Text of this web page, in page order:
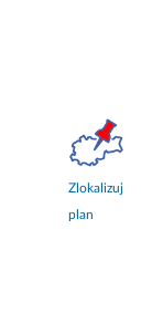
Zlokalizuj
plan